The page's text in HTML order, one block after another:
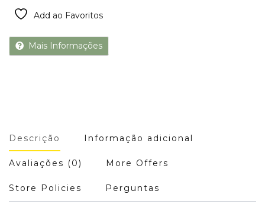
Add ao Favoritos
Mais Informações
Descrição Informação adicional
Avaliações (0) More Offers
Store Policies Perguntas